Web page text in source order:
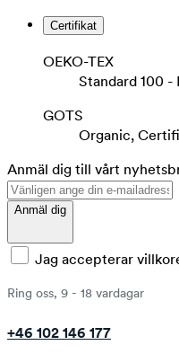
Certifikat
OEKO-TEX
Standard 100 -
GOTS
Organic,
Anmäl dig till vårt
Anmäl dig
Jag accepterar
Ring oss, 9 - 18 vardagar
+46 102 146 177